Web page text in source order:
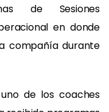
de Sesiones
en donde
compañía durante
de los coaches